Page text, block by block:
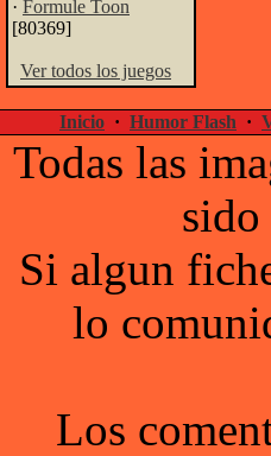
· Formule Toon
[80369]
Ver todos los juegos
Inicio · Humor Flash ·
Todas las
sido
Si algun
lo
Los